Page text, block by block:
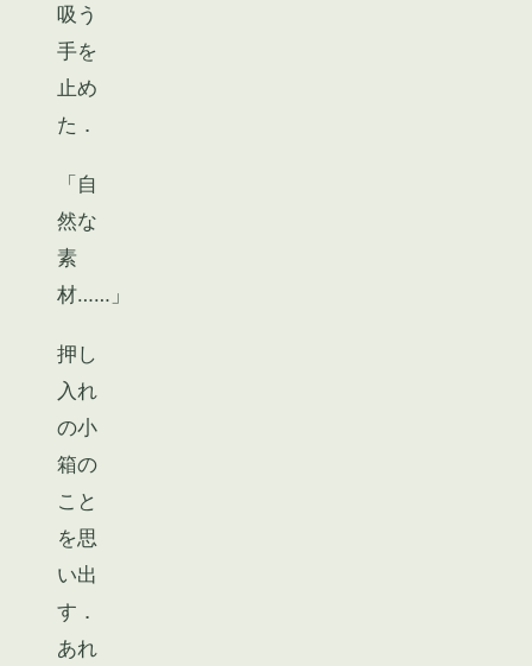
吸う
手を
止め
た．
「自
然な
素
材……」
押し
入れ
の小
箱の
こと
を思
い出
す．
あれ